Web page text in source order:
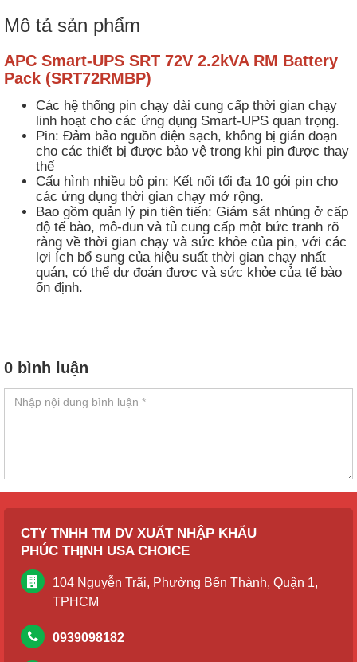
Mô tả sản phẩm
APC Smart-UPS SRT 72V 2.2kVA RM Battery
Pack (SRT72RMBP)
Các hệ thống pin chạy dài cung cấp thời gian chạy
linh hoạt cho các ứng dụng Smart-UPS quan trọng.
Pin: Đảm bảo nguồn điện sạch, không bị gián đoạn
cho các thiết bị được bảo vệ trong khi pin được thay
thế
Cấu hình nhiều bộ pin: Kết nối tối đa 10 gói pin cho
các ứng dụng thời gian chạy mở rộng.
Bao gồm quản lý pin tiên tiến: Giám sát nhúng ở cấp
độ tế bào, mô-đun và tủ cung cấp một bức tranh rõ
ràng về thời gian chạy và sức khỏe của pin, với các
lợi ích bổ sung của hiệu suất thời gian chạy nhất
quán, có thể dự đoán được và sức khỏe của tế bào
ổn định.
0 bình luận
CTY TNHH TM DV XUẤT NHẬP KHẨU
PHÚC THỊNH USA CHOICE
104 Nguyễn Trãi, Phường Bến Thành, Quận 1,
TPHCM
0939098182